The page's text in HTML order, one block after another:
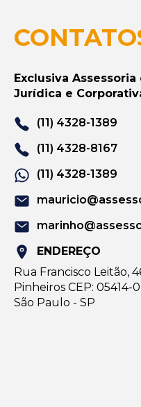
Exclusiva
Jurídica e
(11) 4328-1389
(11) 4328-8167
(11) 4328-1389
ENDEREÇO
Rua Francisco Leitão,
Pinheiros CEP: 05414-
São Paulo - SP